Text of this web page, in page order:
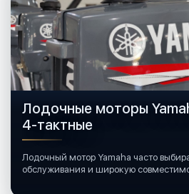
Лодочные моторы
4-тактные
Лодочный мотор Yamaha часто
обслуживания и широкую